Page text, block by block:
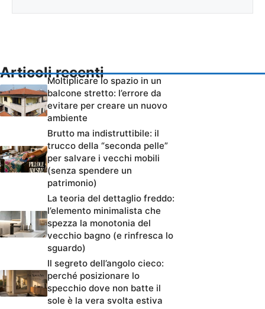
Articoli recenti
Moltiplicare lo spazio in un
balcone stretto: l’errore da
evitare per creare un nuovo
ambiente
Brutto ma indistruttibile: il
trucco della “seconda pelle”
per salvare i vecchi mobili
(senza spendere un
patrimonio)
La teoria del dettaglio freddo:
l’elemento minimalista che
spezza la monotonia del
vecchio bagno (e rinfresca lo
sguardo)
Il segreto dell’angolo cieco:
perché posizionare lo
specchio dove non batte il
sole è la vera svolta estiva